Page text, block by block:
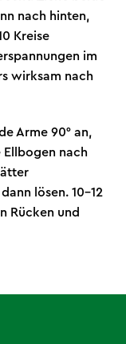
nach hinten,
Kreise
im
wirksam nach
Arme 90° an,
Ellbogen nach
lösen. 10–12
Rücken und